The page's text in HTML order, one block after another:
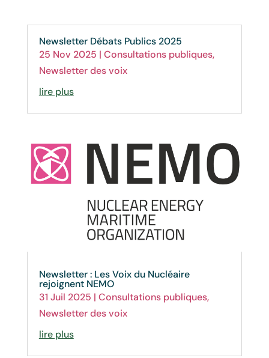
Newsletter Débats Publics 2025
25 Nov 2025 | Consultations publiques,
Newsletter des voix
lire plus
Newsletter : Les Voix du Nucléaire
rejoignent NEMO
31 Juil 2025 | Consultations publiques,
Newsletter des voix
lire plus